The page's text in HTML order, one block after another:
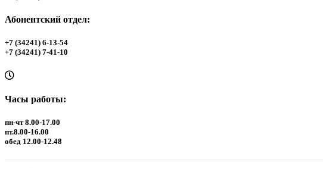
Абонентский отдел:
+7 (34241) 6-13-54
+7 (34241) 7-41-10
Часы работы:
пн-чт 8.00-17.00
пт.8.00-16.00
обед 12.00-12.48